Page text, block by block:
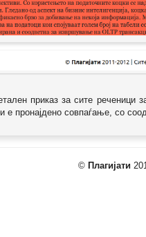
приказ за сите реченици
е пронајдено совпаѓање, со
© Плагијати